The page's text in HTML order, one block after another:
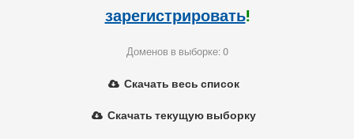
зарегистрировать!
Доменов в выборке: 0
Скачать весь список
Скачать текущую выборку